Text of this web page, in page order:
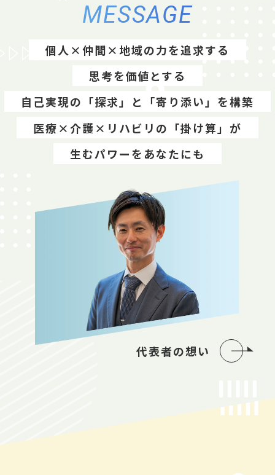
MESSAGE
個人×仲間×地域の力を追求する
思考を価値とする
自己実現の「探求」と「寄り添い」を構築
医療×介護×リハビリの「掛け算」が
生むパワーをあなたにも
代表者の想い